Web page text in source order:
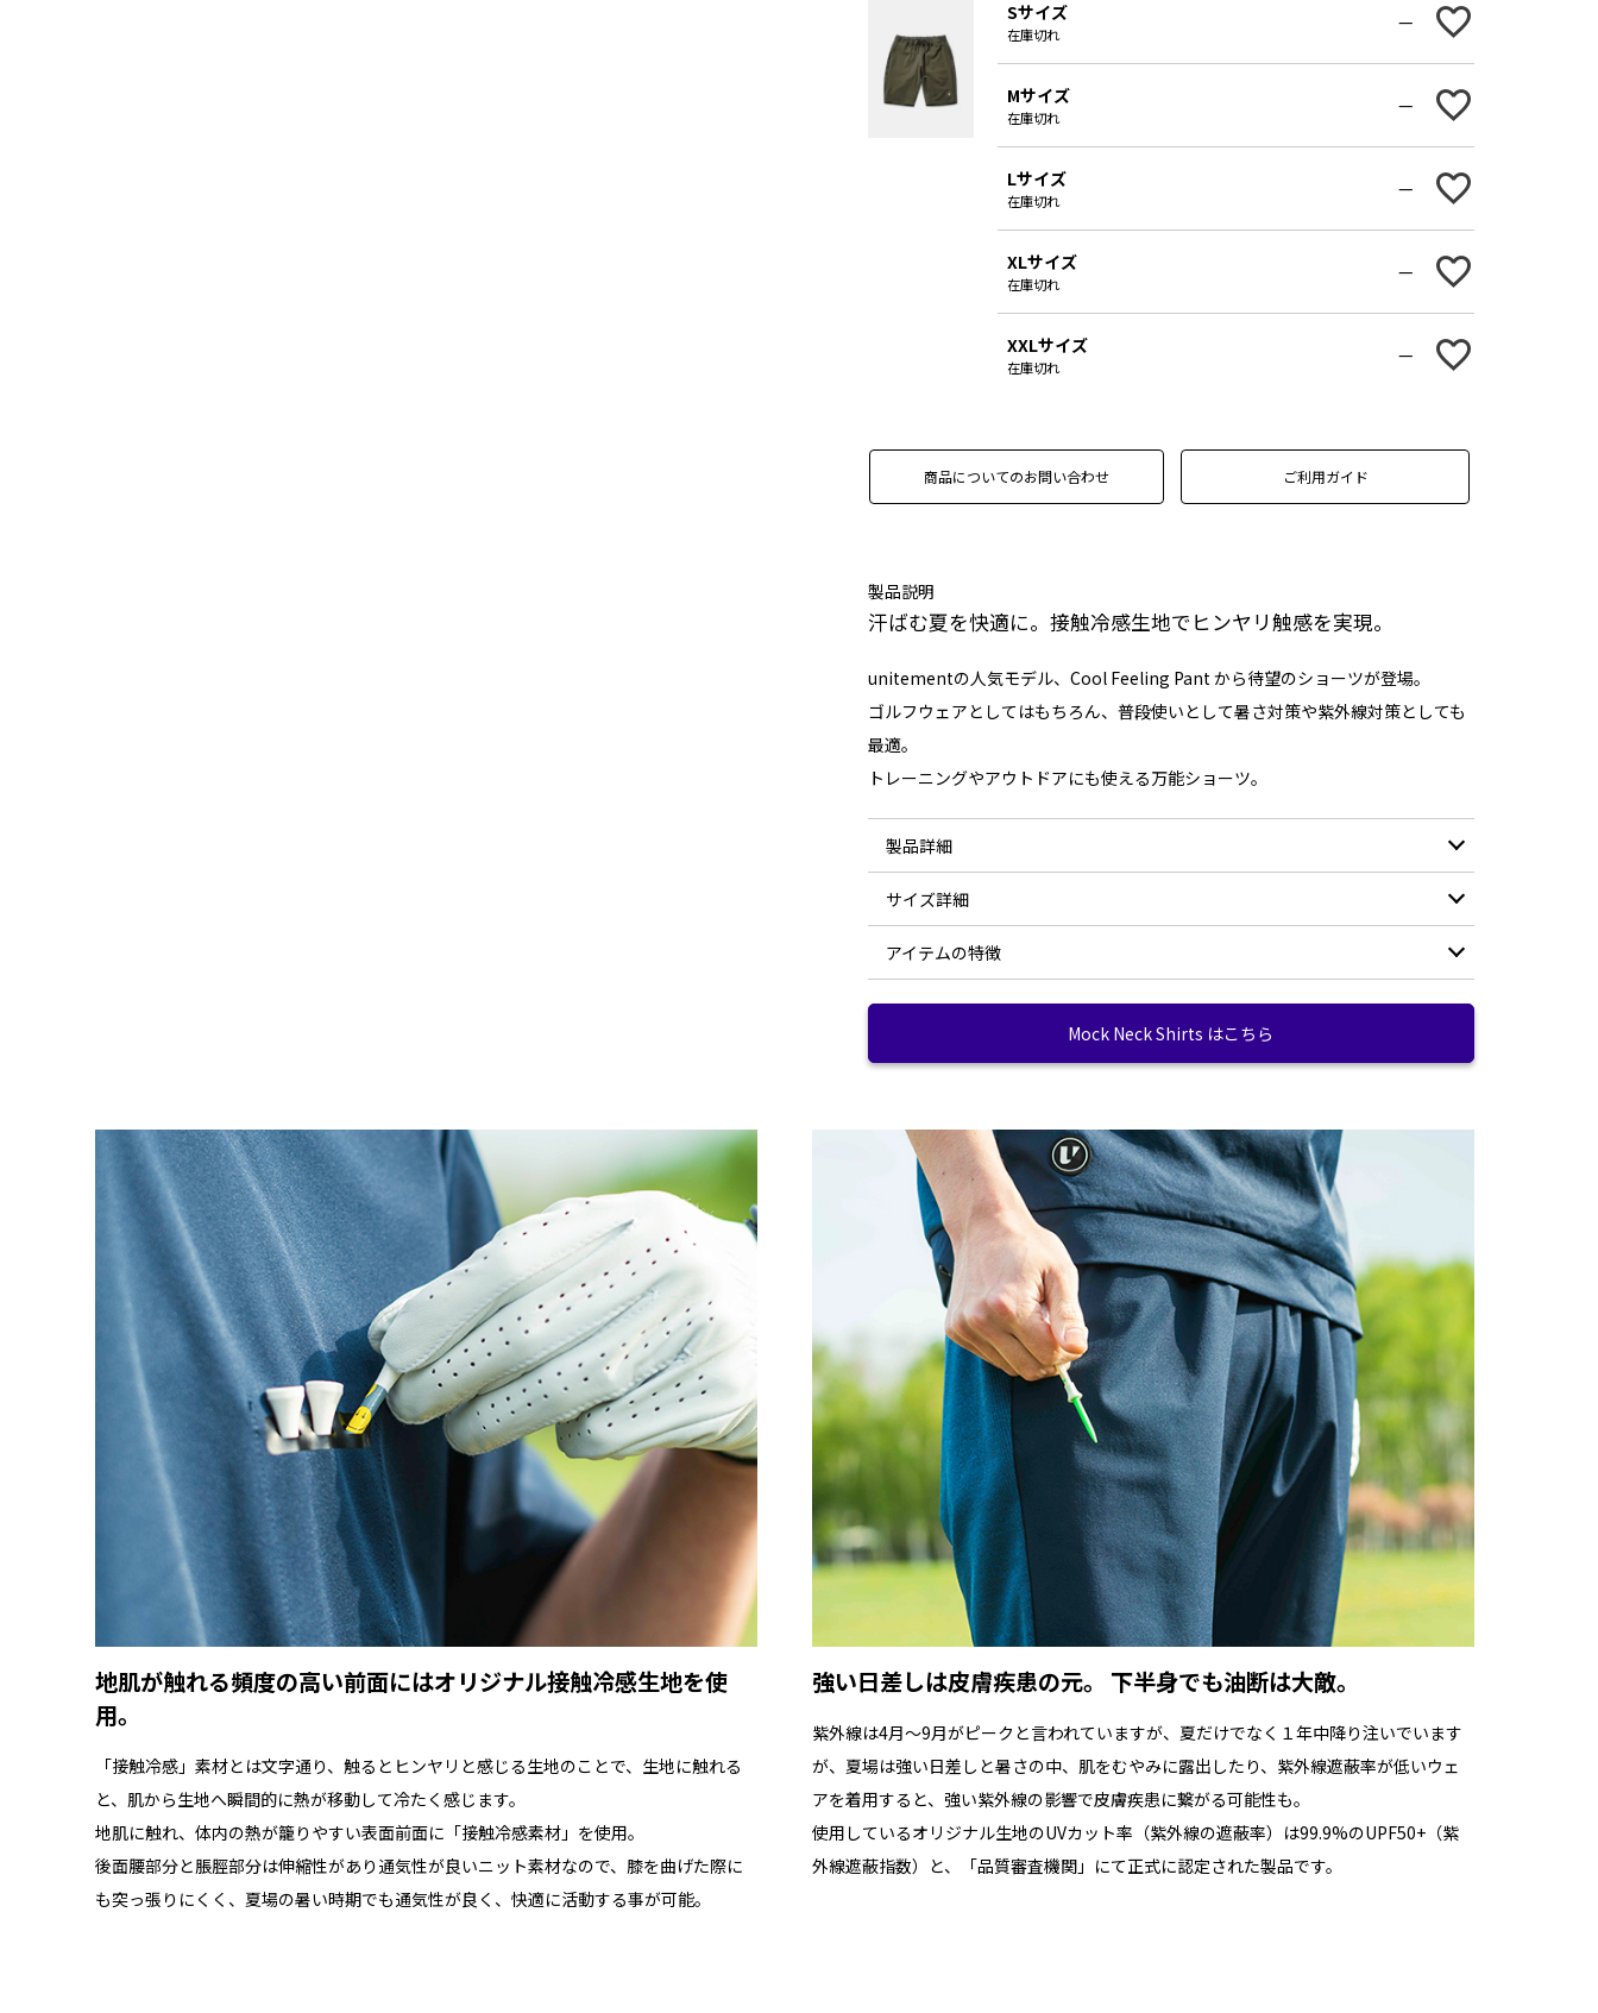
Sサイズ
在庫切れ
—
Mサイズ
在庫切れ
—
Lサイズ
在庫切れ
—
XLサイズ
在庫切れ
—
XXLサイズ
在庫切れ
—
商品についてのお問い合わせ ご利用ガイド
製品説明
汗ばむ夏を快適に。接触冷感生地でヒンヤリ触感を実現。
unitementの人気モデル、Cool Feeling Pant から待望のショーツが登場。
ゴルフウェアとしてはもちろん、普段使いとして暑さ対策や紫外線対策としても
最適。
トレーニングやアウトドアにも使える万能ショーツ。
製品詳細
素材：
値：
0.40w/cm2
紫外線遮へい率： 99.9% (UPF50+)
モデル： 178cm / XLサイズ着用
ファンクション：
背面ウエスト部分にはブランドロゴを刺繍。
右バックポケット上にはロゴをプリントしたグローブ
ホールド用マジックテープを配置。ポケットとグロー
ブのマジックテープをくっつけて簡単に取り付け可
能。
背面のベルトループにはボールホルダー等を取り付け
られるDリング。
ウエストはドローストリングでサイズ調整が可能。
ファスナー付きのバックポケットを完備。
カラーについて：
平置き画像が実物に近い色味となります。
※ご使用のモニター環境等により、実際の色味
と異なって見える場合がございます
サイズ詳細
72(+20) 76(+20)
股上 19.5 20 20.5 21 21.5
股下 23 24 25 26
総丈 43.5 45 46.5 48
(cm)
●ウエストはゴム伸縮仕様のリラックスフィットのため 最大約20cm調整可能です。
●実寸サイズは弊店スタッフが採寸した実寸値になっております。
●メジャーによる採寸のため、若干の誤差がでる場合がございます。
●正確なサイズを測るように心がけておりますが、多少の誤差が生じる場合はご容赦くださ
●商品サイズの測り方は
をご覧ください。
アイテムの特徴
急な天候不順で雨に打たれても玉のように水滴が転がる撥水生地。
最近は急な豪雨や台風など、点呼王が変化しやすい環境に変化しています。生地全体には雨
ジメジメ季節も清潔に。洗濯も安心な速乾性。
水洗い洗濯後は、日中曇りの室内干し約3時間程で乾くので、ジメジメした日が続く夏場で
も常に清潔に保つ事ができます。
多機能生地にかかせない高ストレッチ素材。
生地は四方向に伸縮するストレッチ素材。可動域を広げ、運動中のストレスを軽減してくれ
Mock Neck Shirts はこちら
地肌が触れる頻度の高い前面にはオリジナル接触冷感生地を使
用。
「接触冷感」素材とは文字通り、触るとヒンヤリと感じる生地のことで、生地に触れる
と、肌から生地へ瞬間的に熱が移動して冷たく感じます。
地肌に触れ、体内の熱が籠りやすい表面前面に「接触冷感素材」を使用。
後面腰部分と脹脛部分は伸縮性があり通気性が良いニット素材なので、膝を曲げた際に
も突っ張りにくく、夏場の暑い時期でも通気性が良く、快適に活動する事が可能。
強い日差しは皮膚疾患の元。 下半身でも油断は大敵。
紫外線は4月～9月がピークと言われていますが、夏だけでなく１年中降り注いでいます
が、夏場は強い日差しと暑さの中、肌をむやみに露出したり、紫外線遮蔽率が低いウェ
アを着用すると、強い紫外線の影響で皮膚疾患に繋がる可能性も。
使用しているオリジナル生地のUVカット率（紫外線の遮蔽率）は99.9%のUPF50+（紫
外線遮蔽指数）と、「品質審査機関」にて正式に認定された製品です。